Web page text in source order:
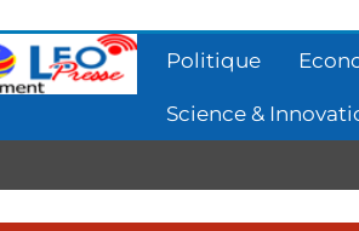
Politique
Science &